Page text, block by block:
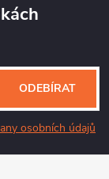
osobních údajů
ODEBÍRAT